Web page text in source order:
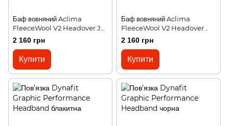
Баф вовняний Aclima
FleeceWool V2 Headover Jet
Black OneSize
2 160 грн
Купити
Баф вовняний Aclima
FleeceWool V2 Headover
Navy Blazer OneSize
2 160 грн
Купити